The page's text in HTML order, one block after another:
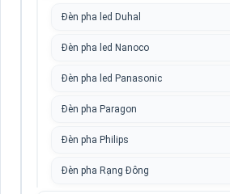
Đèn pha led Duhal
Đèn pha led Nanoco
Đèn pha led Panasonic
Đèn pha Paragon
Đèn pha Philips
Đèn pha Rạng Đông